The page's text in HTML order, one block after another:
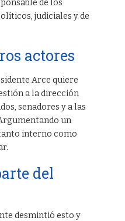
de los
judiciales y de
actores
Arce quiere
a la dirección
senadores y a las
un
interno como
del
desmintió esto y